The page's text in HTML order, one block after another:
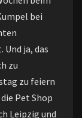
bei
ja, das
zu
zu feiern
Pet Shop
Leipzig und